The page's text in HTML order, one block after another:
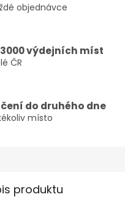
objednávce
3000 výdejních míst
ČR
do druhého dne
místo
produktu